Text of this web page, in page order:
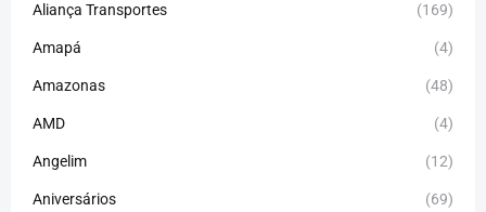
Aliança Transportes (169)
Amapá (4)
Amazonas (48)
AMD (4)
Angelim (12)
Aniversários (69)